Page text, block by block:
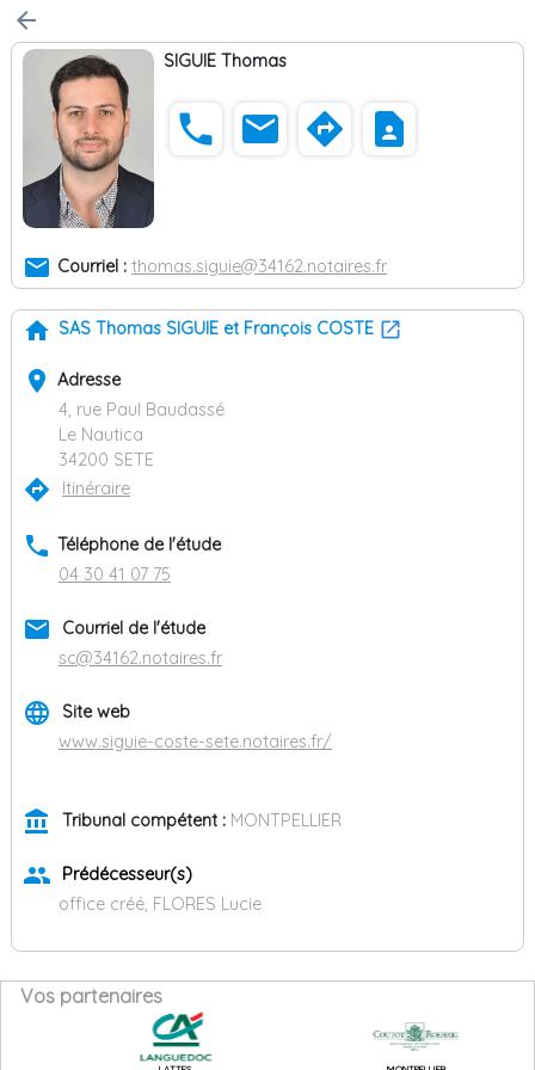
arrow_back
SIGUIE Thomas
phone email directions contact_page
email Courriel : thomas.siguie@34162.notaires.fr
home SAS Thomas SIGUIE et François COSTE
place Adresse
4, rue Paul Baudassé
Le Nautica
34200 SETE
directions Itinéraire
phone Téléphone de l'étude
04 30 41 07 75
email
Courriel de l'étude
sc@34162.notaires.fr
language
Site web
www.siguie-coste-sete.notaires.fr/
account_balance Tribunal compétent : MONTPELLIER
group
Prédécesseur(s)
office créé, FLORES Lucie
Vos partenaires